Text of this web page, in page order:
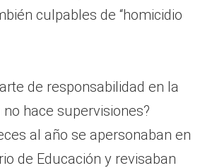
culpables de “homicidio
de responsabilidad en la
hace supervisiones?
al año se apersonaban en
de Educación y revisaban